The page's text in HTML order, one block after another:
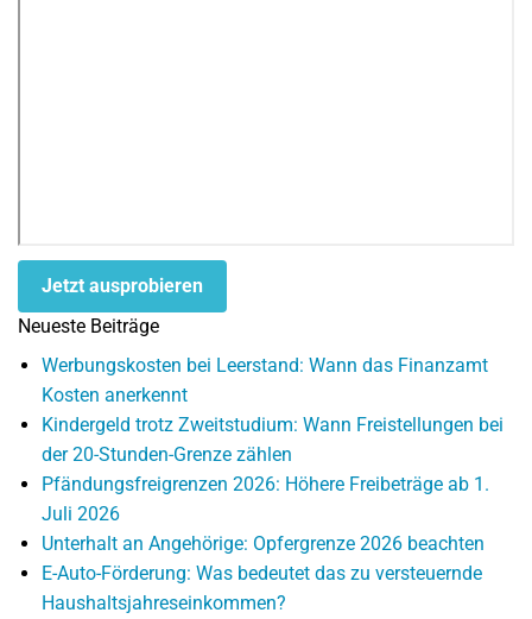
Jetzt ausprobieren
Neueste Beiträge
Werbungskosten bei Leerstand: Wann das Finanzamt
Kosten anerkennt
Kindergeld trotz Zweitstudium: Wann Freistellungen bei
der 20-Stunden-Grenze zählen
Pfändungsfreigrenzen 2026: Höhere Freibeträge ab 1.
Juli 2026
Unterhalt an Angehörige: Opfergrenze 2026 beachten
E-Auto-Förderung: Was bedeutet das zu versteuernde
Haushaltsjahreseinkommen?